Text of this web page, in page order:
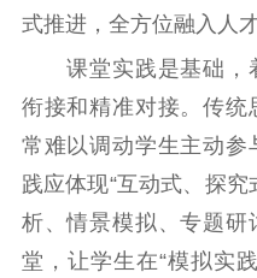
文
精品生产
文化交流
体
紫金文化艺术节
品
精
文明创建 文
式推进，全方位融入人
课堂实践是基础，
衔接和精准对接。传统
常难以调动学生主动参
践应体现“互动式、探
析、情景模拟、专题研
堂，让学生在“模拟实